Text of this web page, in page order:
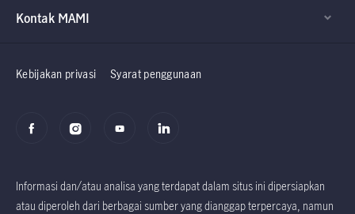
Factsheet dan
Kontak MAMI
Kebijakan privasi Syarat penggunaan
Informasi dan/atau analisa yang terdapat dalam situs ini dipersiapkan
atau diperoleh dari berbagai sumber yang dianggap terpercaya, namun